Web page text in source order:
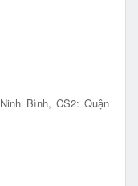
Bình, CS2: Quận